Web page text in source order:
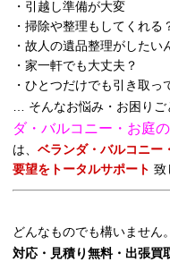
・引越し準備が大変
・掃除や整理もしてくれる
・故人の遺品整理がしたい
・家一軒でも大丈夫？
・ひとつだけでも引き取っ
… そんなお悩み・お困り
ダ・バルコニー・お庭
は、 ベランダ・バルコニー
要望をトータルサポート 致
どんなものでも構いません。
対応・見積り無料・出張買